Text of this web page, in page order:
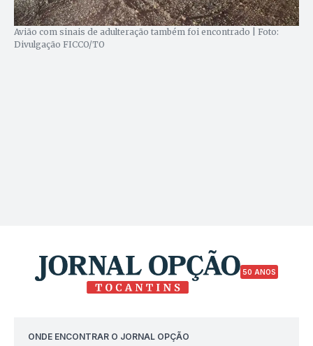
Avião com sinais de adulteração também foi encontrado | Foto:
Divulgação FICCO/TO
50 ANOS
ONDE ENCONTRAR O JORNAL OPÇÃO